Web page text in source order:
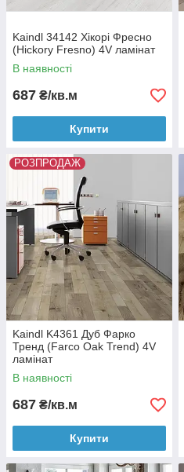
Kaindl 34142 Хікорі Фресно
(Hickory Fresno) 4V ламінат
В наявності
687 ₴/кв.м
Купити
РОЗПРОДАЖ
Kaindl K4361 Дуб Фарко
Тренд (Farco Oak Trend) 4V
ламінат
В наявності
687 ₴/кв.м
Купити